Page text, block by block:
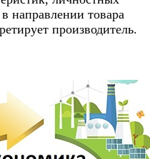
направлении товара
производитель.